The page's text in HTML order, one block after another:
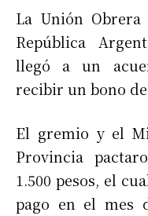
La Unión
República
llegó a un
recibir un bono
El gremio y el
Provincia
1.500 pesos, el
pago en el mes